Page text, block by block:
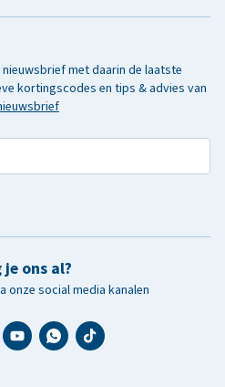
met daarin de laatste
kortingscodes en tips & advies van
je ons al?
onze social media kanalen